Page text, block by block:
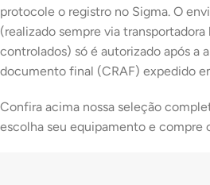
protocole o registro no Sigma. O
(realizado sempre via
controlados) só é autorizado após a
documento final (CRAF) expedido
Confira acima nossa seleção
escolha seu equipamento e compre